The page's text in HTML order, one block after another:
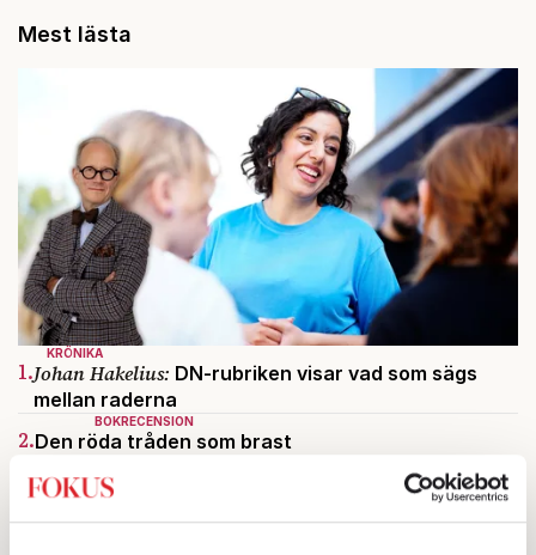
Mest lästa
KRÖNIKA
1.Johan Hakelius: DN-rubriken visar vad som sägs
mellan raderna
BOKRECENSION
2.Den röda tråden som brast
INRIKES
3.Vattenbristen är här – men var femte liter läcker
ut